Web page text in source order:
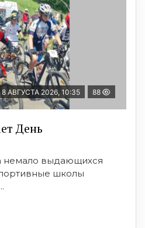
8 АВГУСТА 2026, 10:35 88
День
немало выдающихся
школы